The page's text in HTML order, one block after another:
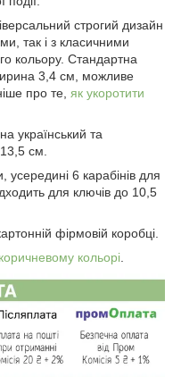
строгий дизайн
так і з класичними
кольору. Стандартна
3,4 см, можливе
про те, як укоротити
український та
см.
усередині 6 карабінів для
для ключів до 10,5
фірмовій коробці.
коричневому кольорі